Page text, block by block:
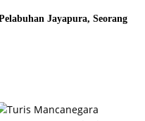
Jayapura, Seorang